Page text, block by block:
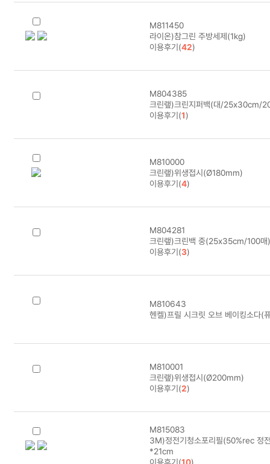
M811450
라이온)참그린 주방세제(1kg)
이용후기(42)
M804385
크린랲)크린지퍼백(대/25x30cm/
이용후기(1)
M810000
크린랲)위생접시(Ø180mm)
이용후기(4)
M804281
크린랲)크린백 중(25x35cm/100매)
이용후기(3)
M810643
헨켈)프릴 시크릿 오브 베이킹소다(
M810001
크린랲)위생접시(Ø200mm)
이용후기(2)
M815083
3M)정전기청소포리필(50%rec 정
*21cm